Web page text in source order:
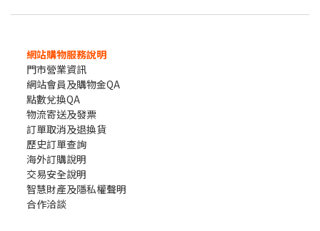
網站購物服務說明
門市營業資訊
網站會員及購物金QA
點數兌換QA
物流寄送及發票
訂單取消及退換貨
歷史訂單查詢
海外訂購說明
交易安全說明
智慧財產及隱私權聲明
合作洽談